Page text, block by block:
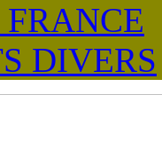
DIVERS